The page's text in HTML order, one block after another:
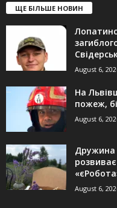
ЩЕ БІЛЬШЕ НОВИН
August 6,
На
пожеж,
August 6,
Дружина
August 6,